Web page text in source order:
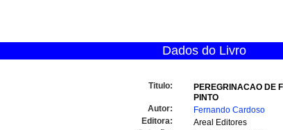
Dados do Livro
Titulo:
PEREGRINACAO DE
PINTO
Autor:
Fernando Cardoso
Editora:
Areal Editores